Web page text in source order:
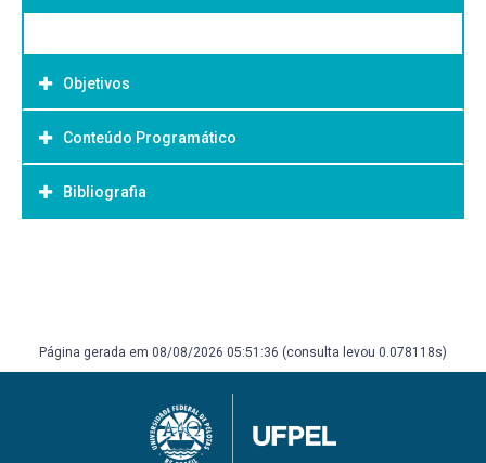
Objetivos
Objetivo Geral:
Conteúdo Programático
Bibliografia
Página gerada em 08/08/2026 05:51:36 (consulta levou 0.078118s)